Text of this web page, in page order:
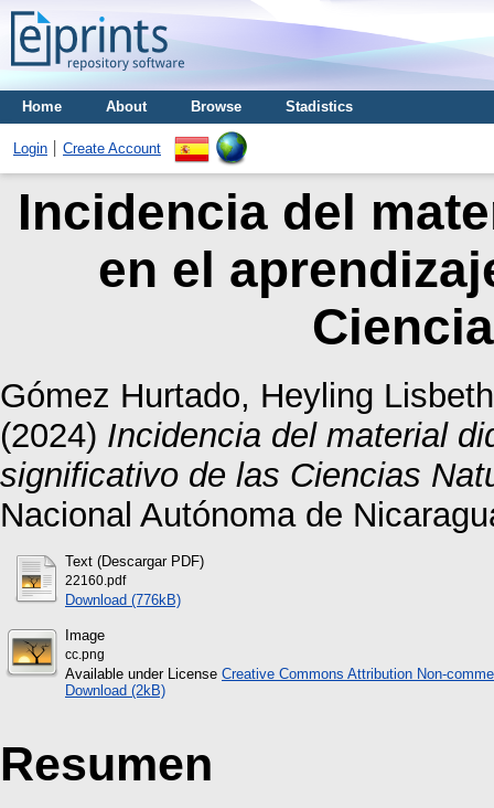
Home About Browse Stadistics
Login Create Account
Incidencia del
en el
Gómez Hurtado, Heyling Lisbeth
(2024) Incidencia del material
significativo de las Ciencias
Nacional Autónoma de
Text (Descargar PDF)
22160.pdf
Download (776kB)
Image
cc.png
Available under License Creative Commons Attribution Non-
Download (2kB)
Resumen